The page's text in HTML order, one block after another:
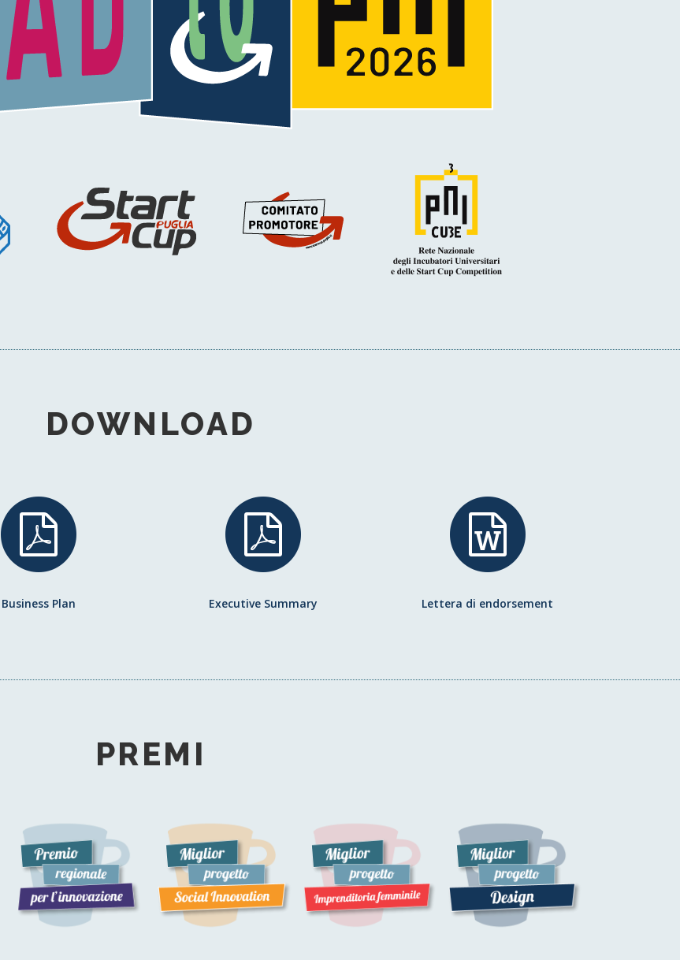
DOWNLOAD
Business
Plan
Business Plan
Executive
Summary
Executive Summary
Lettera
endorsement
Lettera di endorsement
PREMI